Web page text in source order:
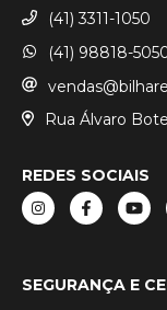
(41) 3311-1050
(41) 98818-
Rua Álvaro
REDES SOCIAIS
SEGURANÇA E